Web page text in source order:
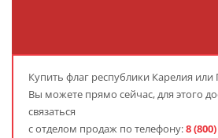
Купить флаг республики Карелия или
Вы можете прямо сейчас, для этого
связаться
с отделом продаж по телефону:8